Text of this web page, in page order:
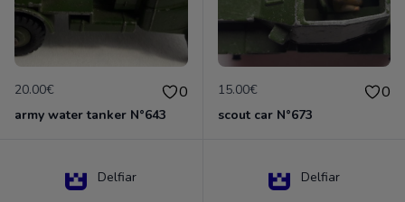
20.00€ 0
army water tanker N°643
15.00€ 0
scout car N°673
Delfiar Delfiar